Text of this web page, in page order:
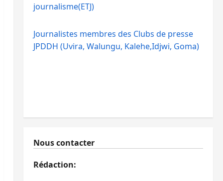
journalisme(ETJ)
Journalistes membres des Clubs de presse
JPDDH (Uvira, Walungu, Kalehe,Idjwi, Goma)
Nous contacter
Rédaction: